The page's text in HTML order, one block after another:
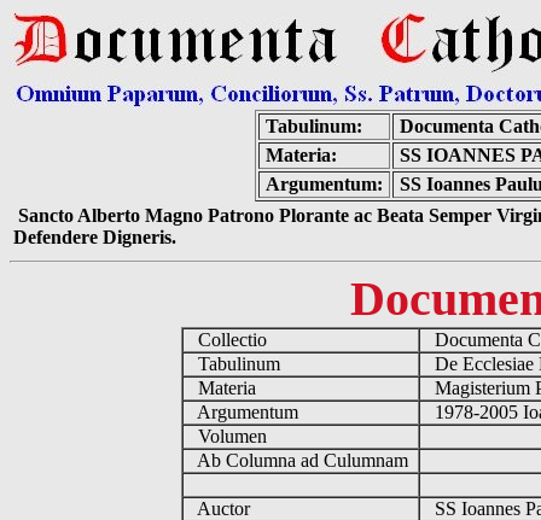
Tabulinum:
Documenta
Materia:
SS IOANNES
Argumentum:
SS Ioannes
Sancto Alberto Magno Patrono Plorante ac Beata Semper
Defendere Digneris.
Collectio
Documenta
Tabulinum
De
Materia
Magisterium
Argumentum
1978-2005
Volumen
Ab Columna ad Culumnam
Auctor
SS Ioannes